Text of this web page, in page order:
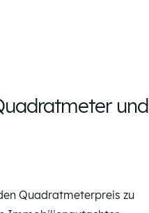
und
Quadratmeterpreis zu